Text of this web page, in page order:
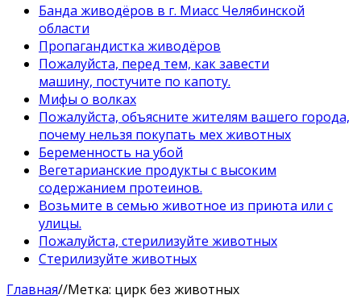
Банда живодёров в г. Миасс Челябинской
области
Пропагандистка живодёров
Пожалуйста, перед тем, как завести
машину, постучите по капоту.
Мифы о волках
Пожалуйста, объясните жителям вашего города,
почему нельзя покупать мех животных
Беременность на убой
Вегетарианские продукты с высоким
содержанием протеинов.
Возьмите в семью животное из приюта или с
улицы.
Пожалуйста, стерилизуйте животных
Стерилизуйте животных
Главная//Метка: цирк без животных